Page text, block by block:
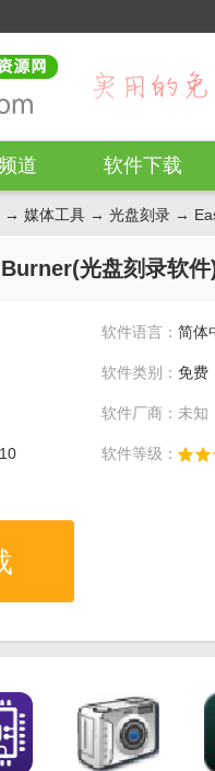
道 软件下载
→ 媒体工具 → 光盘刻录 →
光盘刻录软
软件语言： 简体
软件类别： 免费
软件厂商：未知
软件等级：